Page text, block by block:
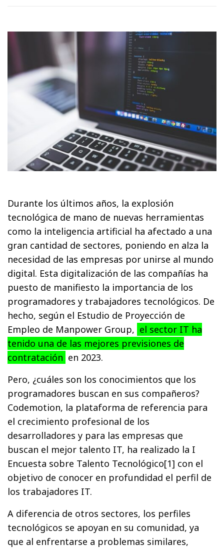
Durante los últimos años, la explosión
tecnológica de mano de nuevas herramientas
como la inteligencia artificial ha afectado a una
gran cantidad de sectores, poniendo en alza la
necesidad de las empresas por unirse al mundo
digital. Esta digitalización de las compañías ha
puesto de manifiesto la importancia de los
programadores y trabajadores tecnológicos. De
hecho, según el Estudio de Proyección de
Empleo de Manpower Group, el sector IT ha
tenido una de las mejores previsiones de
contratación en 2023.
Pero, ¿cuáles son los conocimientos que los
programadores buscan en sus compañeros?
Codemotion, la plataforma de referencia para
el crecimiento profesional de los
desarrolladores y para las empresas que
buscan el mejor talento IT, ha realizado la I
Encuesta sobre Talento Tecnológico[1] con el
objetivo de conocer en profundidad el perfil de
los trabajadores IT.
A diferencia de otros sectores, los perfiles
tecnológicos se apoyan en su comunidad, ya
que al enfrentarse a problemas similares,